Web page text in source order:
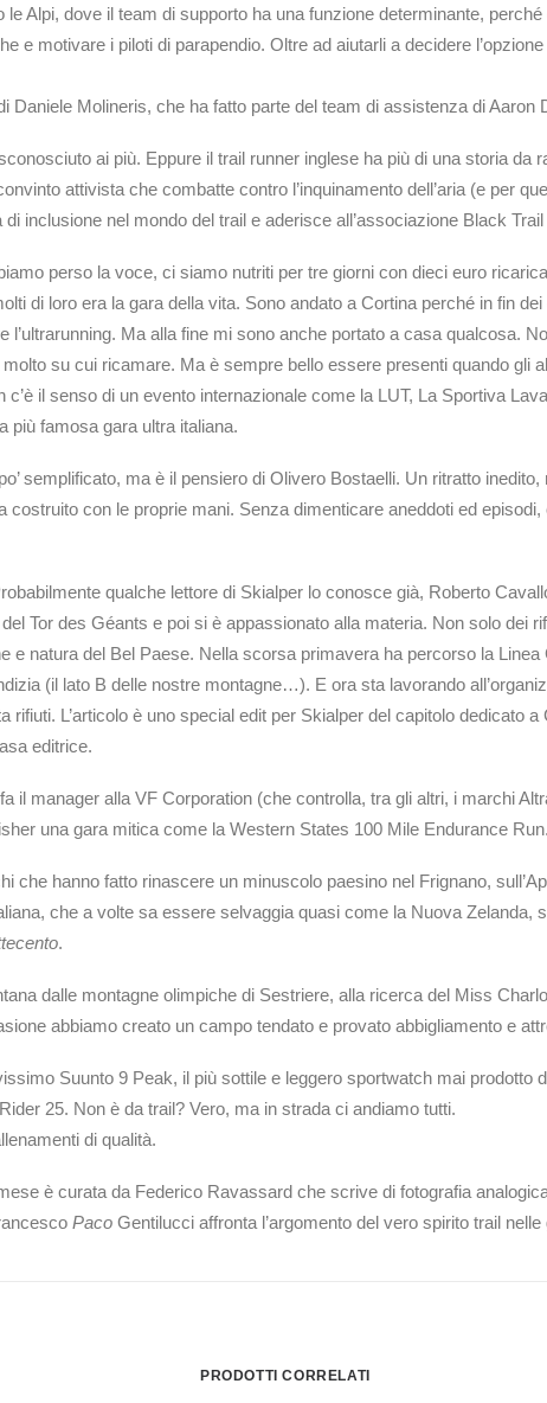
Alpi, dove il team di supporto ha una funzione determinante,
e motivare i piloti di parapendio. Oltre ad aiutarli a decidere
Daniele Molineris, che ha fatto parte del team di assistenza di Aaron
ai più. Eppure il trail runner inglese ha più di una storia da
attivista che combatte contro l’inquinamento dell’aria (e per
inclusione nel mondo del trail e aderisce all’associazione Black
perso la voce, ci siamo nutriti per tre giorni con dieci euro
di loro era la gara della vita. Sono andato a Cortina perché in fin
Ma alla fine mi sono anche portato a casa qualcosa.
su cui ricamare. Ma è sempre bello essere presenti quando gli
il senso di un evento internazionale come la LUT, La Sportiva
più famosa gara ultra italiana.
semplificato, ma è il pensiero di Olivero Bostaelli. Un ritratto
con le proprie mani. Senza dimenticare aneddoti ed
qualche lettore di Skialper lo conosce già, Roberto
Tor des Géants e poi si è appassionato alla materia. Non solo dei
e natura del Bel Paese. Nella scorsa primavera ha percorso la
(il lato B delle nostre montagne…). E ora sta lavorando
rifiuti. L’articolo è uno special edit per Skialper del capitolo dedicato a
editrice.
il manager alla VF Corporation (che controlla, tra gli altri, i marchi
una gara mitica come la Western States 100 Mile Endurance
che hanno fatto rinascere un minuscolo paesino nel Frignano,
che a volte sa essere selvaggia quasi come la Nuova Zelanda,
.
dalle montagne olimpiche di Sestriere, alla ricerca del Miss
abbiamo creato un campo tendato e provato abbigliamento e
Suunto 9 Peak, il più sottile e leggero sportwatch mai prodotto
25. Non è da trail? Vero, ma in strada ci andiamo tutti.
di qualità.
è curata da Federico Ravassard che scrive di fotografia
Paco Gentilucci affronta l’argomento del vero spirito trail
PRODOTTI CORRELATI